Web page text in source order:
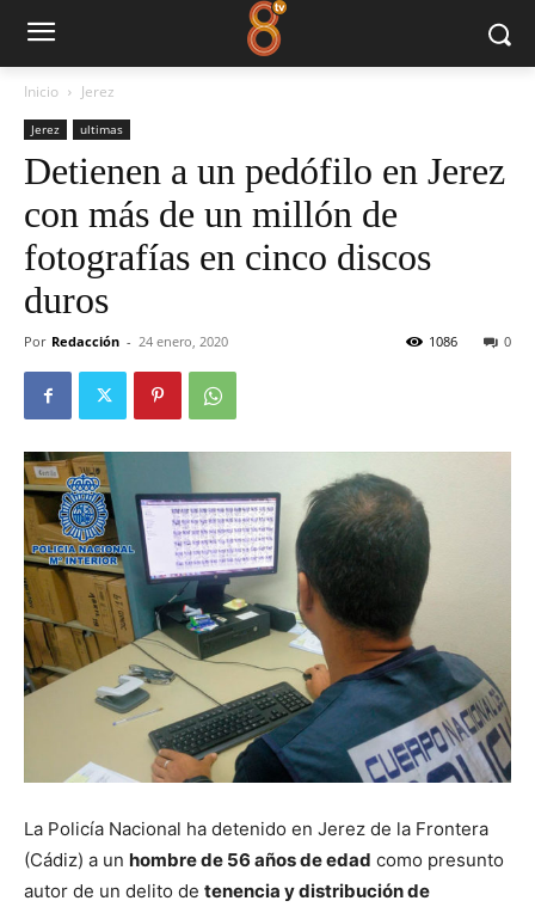
Inicio Jerez
Jerez ultimas
Detienen a un pedófilo en Jerez
con más de un millón de
fotografías en cinco discos
duros
Por Redacción - 24 enero, 2020 0
1086
La Policía Nacional ha detenido en Jerez de la Frontera
(Cádiz) a un hombre de 56 años de edad como presunto
autor de un delito de tenencia y distribución de